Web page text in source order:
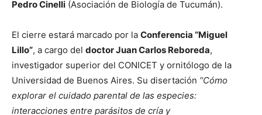
Pedro Cinelli (Asociación de Biología de Tucumán).
El cierre estará marcado por la Conferencia “Miguel
Lillo”, a cargo del doctor Juan Carlos Reboreda,
investigador superior del CONICET y ornitólogo de la
Universidad de Buenos Aires. Su disertación “Cómo
explorar el cuidado parental de las especies:
interacciones entre parásitos de cría y